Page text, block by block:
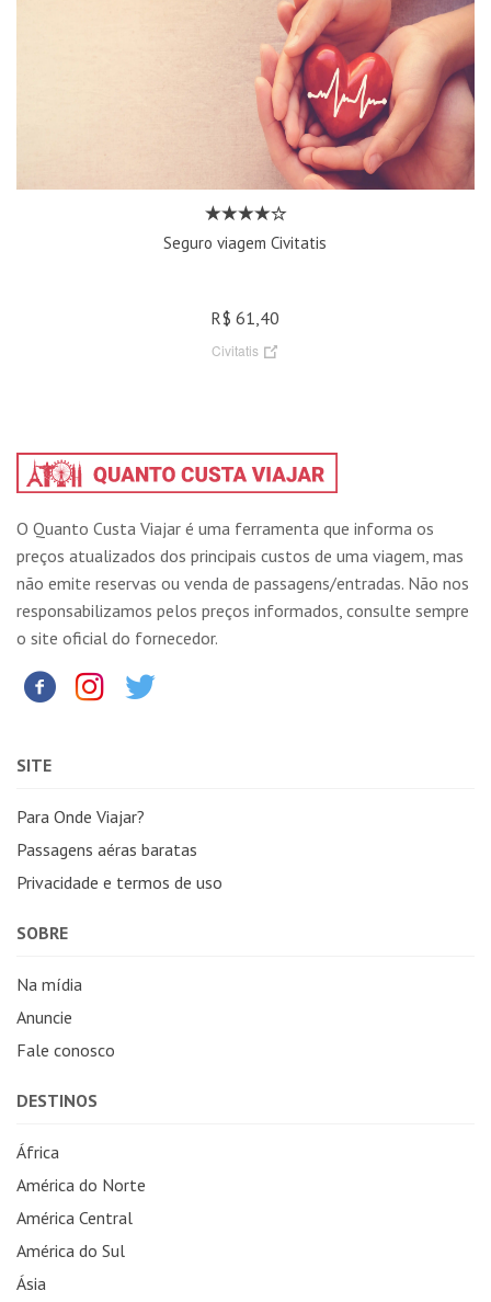
Seguro viagem Civitatis
R$ 61,40
Civitatis
O Quanto Custa Viajar é uma ferramenta que informa os
preços atualizados dos principais custos de uma viagem, mas
não emite reservas ou venda de passagens/entradas. Não nos
responsabilizamos pelos preços informados, consulte sempre
o site oficial do fornecedor.
SITE
Para Onde Viajar?
Passagens aéras baratas
Privacidade e termos de uso
SOBRE
Na mídia
Anuncie
Fale conosco
DESTINOS
África
América do Norte
América Central
América do Sul
Ásia